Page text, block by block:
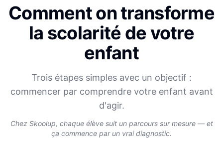
Comment on transforme
la scolarité de votre
enfant
Trois étapes simples avec un objectif :
commencer par comprendre votre enfant avant
d'agir.
Chez Skoolup, chaque élève suit un parcours sur mesure — et
ça commence par un vrai diagnostic.